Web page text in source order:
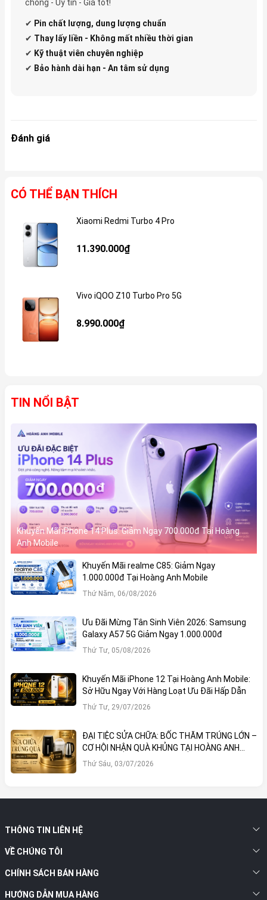
chóng - Uy tín - Giá tốt!
✔ Pin chất lượng, dung lượng chuẩn
✔ Thay lấy liền - Không mất nhiều thời gian
✔ Kỹ thuật viên chuyên nghiệp
✔ Bảo hành dài hạn - An tâm sử dụng
Đánh giá
CÓ THỂ BẠN THÍCH
Xiaomi Redmi Turbo 4 Pro
11.390.000₫
Vivo iQOO Z10 Turbo Pro 5G
8.990.000₫
TIN NỔI BẬT
Khuyến Mãi iPhone 14 Plus: Giảm Ngay 700.000đ Tại Hoàng
Anh Mobile
Khuyến Mãi realme C85: Giảm Ngay
1.000.000đ Tại Hoàng Anh Mobile
Thứ Năm, 06/08/2026
Ưu Đãi Mừng Tân Sinh Viên 2026: Samsung
Galaxy A57 5G Giảm Ngay 1.000.000đ
Thứ Tư, 05/08/2026
Khuyến Mãi iPhone 12 Tại Hoàng Anh Mobile:
Sở Hữu Ngay Với Hàng Loạt Ưu Đãi Hấp Dẫn
Thứ Tư, 29/07/2026
ĐẠI TIỆC SỬA CHỮA: BỐC THĂM TRÚNG LỚN –
CƠ HỘI NHẬN QUÀ KHỦNG TẠI HOÀNG ANH
MOBILE
Thứ Sáu, 03/07/2026
THÔNG TIN LIÊN HỆ
VỀ CHÚNG TÔI
CHÍNH SÁCH BÁN HÀNG
HƯỚNG DẪN MUA HÀNG